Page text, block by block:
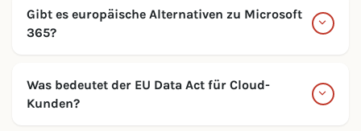
Gibt es europäische Alternativen zu Microsoft
365?
Was bedeutet der EU Data Act für Cloud-
Kunden?